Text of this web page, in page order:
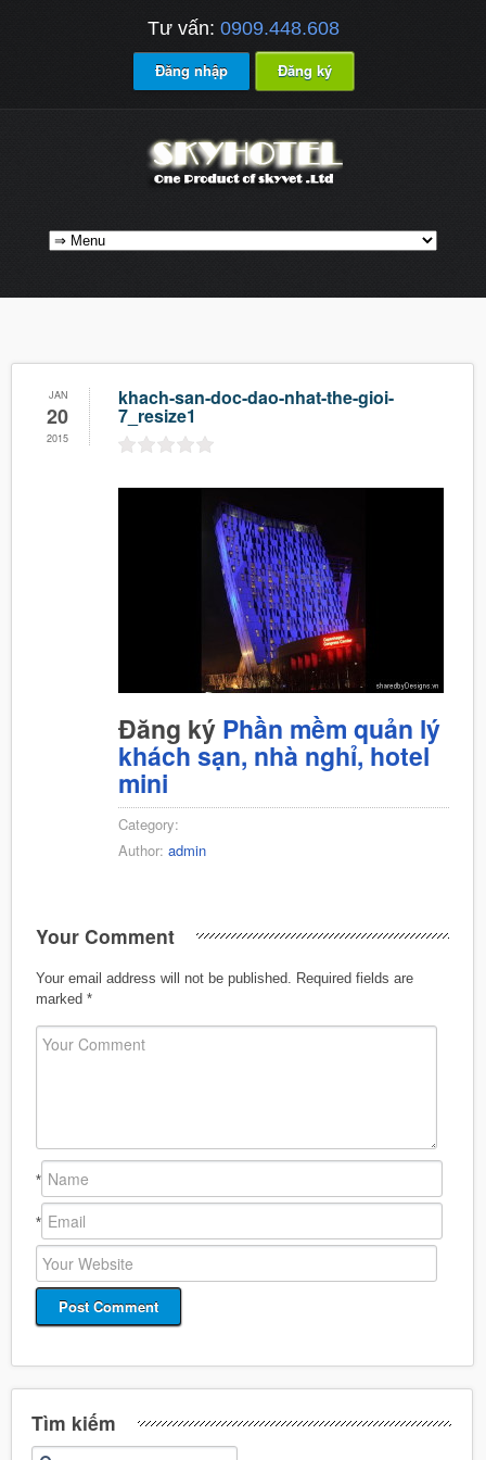
Tư vấn: 0909.448.608
Đăng nhập Đăng ký
JAN
20
2015
khach-san-doc-dao-nhat-the-gioi-
7_resize1
Đăng ký Phần mềm quản lý
khách sạn, nhà nghỉ, hotel
mini
Category:
Author: admin
Your Comment
Your email address will not be published.
Required fields are
marked *
*
*
Tìm kiếm